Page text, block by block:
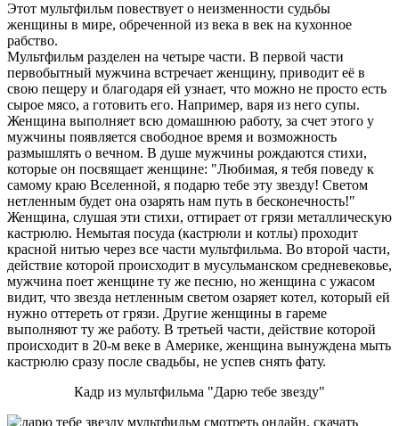
Этот мультфильм повествует о неизменности судьбы
женщины в мире, обреченной из века в век на кухонное
рабство.
Мультфильм разделен на четыре части. В первой части
первобытный мужчина встречает женщину, приводит её в
свою пещеру и благодаря ей узнает, что можно не просто есть
сырое мясо, а готовить его. Например, варя из него супы.
Женщина выполняет всю домашнюю работу, за счет этого у
мужчины появляется свободное время и возможность
размышлять о вечном. В душе мужчины рождаются стихи,
которые он посвящает женщине: "Любимая, я тебя поведу к
самому краю Вселенной, я подарю тебе эту звезду! Светом
нетленным будет она озарять нам путь в бесконечность!"
Женщина, слушая эти стихи, оттирает от грязи металлическую
кастрюлю. Немытая посуда (кастрюли и котлы) проходит
красной нитью через все части мультфильма. Во второй части,
действие которой происходит в мусульманском средневековье,
мужчина поет женщине ту же песню, но женщина с ужасом
видит, что звезда нетленным светом озаряет котел, который ей
нужно оттереть от грязи. Другие женщины в гареме
выполняют ту же работу. В третьей части, действие которой
происходит в 20-м веке в Америке, женщина вынуждена мыть
кастрюлю сразу после свадьбы, не успев снять фату.
Кадр из мультфильма "Дарю тебе звезду"